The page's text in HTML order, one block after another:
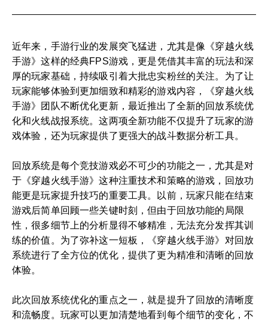
近年来，手游行业的发展突飞猛进，尤其是像《穿越火线
手游》这样的经典FPS游戏，更是凭借其丰富的玩法和深
厚的玩家基础，持续吸引着大批忠实粉丝的关注。为了让
玩家能够体验到更加细致和精彩的游戏内容，《穿越火线
手游》团队不断优化更新，最近推出了全新的回放系统优
化和火线战报系统。这两项全新功能不仅提升了玩家的游
戏体验，还为玩家提供了更强大的战斗数据分析工具。
回放系统是每个竞技游戏必不可少的功能之一，尤其是对
于《穿越火线手游》这种注重技术和策略的游戏，回放功
能更是玩家提升技巧的重要工具。以前，玩家只能在结束
游戏后简单回顾一些关键时刻，但由于回放功能的局限
性，很多细节上的分析显得不够精准，无法充分发挥其训
练的价值。为了弥补这一短板，《穿越火线手游》对回放
系统进行了全方位的优化，提供了更为精准和清晰的回放
体验。
此次回放系统优化的重点之一，就是提升了回放的清晰度
和流畅度。玩家可以更加清楚地看到每个细节的变化，不